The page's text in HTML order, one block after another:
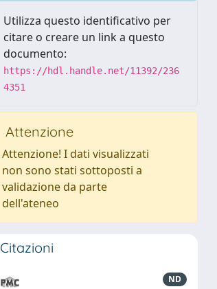
Utilizza questo identificativo per
citare o creare un link a questo
documento:
https://hdl.handle.net/11392/236
4351
Attenzione
Attenzione! I dati visualizzati
non sono stati sottoposti a
validazione da parte
dell'ateneo
Citazioni
ND